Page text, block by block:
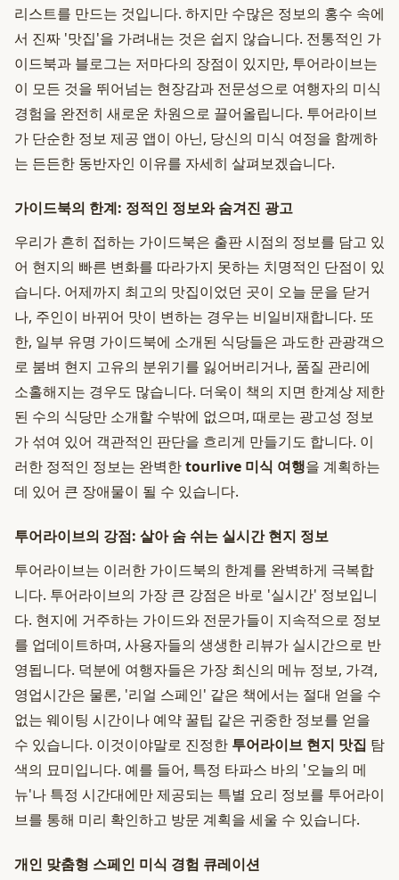
리스트를 만드는 것입니다. 하지만 수많은 정보의 홍수 속에
서 진짜 '맛집'을 가려내는 것은 쉽지 않습니다. 전통적인 가
이드북과 블로그는 저마다의 장점이 있지만, 투어라이브는
이 모든 것을 뛰어넘는 현장감과 전문성으로 여행자의 미식
경험을 완전히 새로운 차원으로 끌어올립니다. 투어라이브
가 단순한 정보 제공 앱이 아닌, 당신의 미식 여정을 함께하
는 든든한 동반자인 이유를 자세히 살펴보겠습니다.
가이드북의 한계: 정적인 정보와 숨겨진 광고
우리가 흔히 접하는 가이드북은 출판 시점의 정보를 담고 있
어 현지의 빠른 변화를 따라가지 못하는 치명적인 단점이 있
습니다. 어제까지 최고의 맛집이었던 곳이 오늘 문을 닫거
나, 주인이 바뀌어 맛이 변하는 경우는 비일비재합니다. 또
한, 일부 유명 가이드북에 소개된 식당들은 과도한 관광객으
로 붐벼 현지 고유의 분위기를 잃어버리거나, 품질 관리에
소홀해지는 경우도 많습니다. 더욱이 책의 지면 한계상 제한
된 수의 식당만 소개할 수밖에 없으며, 때로는 광고성 정보
가 섞여 있어 객관적인 판단을 흐리게 만들기도 합니다. 이
러한 정적인 정보는 완벽한tourlive 미식 여행을 계획하는
데 있어 큰 장애물이 될 수 있습니다.
투어라이브의 강점: 살아 숨 쉬는 실시간 현지 정보
투어라이브는 이러한 가이드북의 한계를 완벽하게 극복합
니다. 투어라이브의 가장 큰 강점은 바로 '실시간' 정보입니
다. 현지에 거주하는 가이드와 전문가들이 지속적으로 정보
를 업데이트하며, 사용자들의 생생한 리뷰가 실시간으로 반
영됩니다. 덕분에 여행자들은 가장 최신의 메뉴 정보, 가격,
영업시간은 물론, '리얼 스페인' 같은 책에서는 절대 얻을 수
없는 웨이팅 시간이나 예약 꿀팁 같은 귀중한 정보를 얻을
수 있습니다. 이것이야말로 진정한 투어라이브 현지 맛집 탐
색의 묘미입니다. 예를 들어, 특정 타파스 바의 '오늘의 메
뉴'나 특정 시간대에만 제공되는 특별 요리 정보를 투어라이
브를 통해 미리 확인하고 방문 계획을 세울 수 있습니다.
개인 맞춤형 스페인 미식 경험 큐레이션